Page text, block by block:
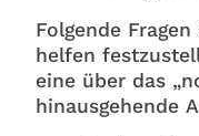
Folgende
helfen
eine über das
hinausgehende